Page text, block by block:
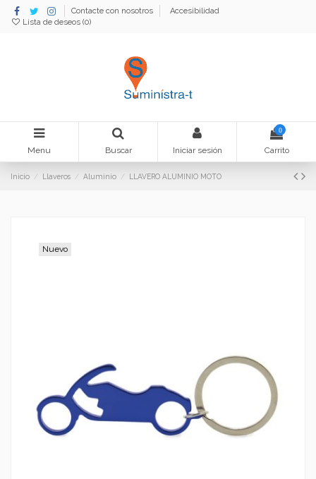
Contacte con nosotros
Accesibilidad
Lista de deseos (0)
Menu Buscar Iniciar sesión
0
Carrito
Inicio Llaveros Aluminio LLAVERO ALUMINIO MOTO
Nuevo